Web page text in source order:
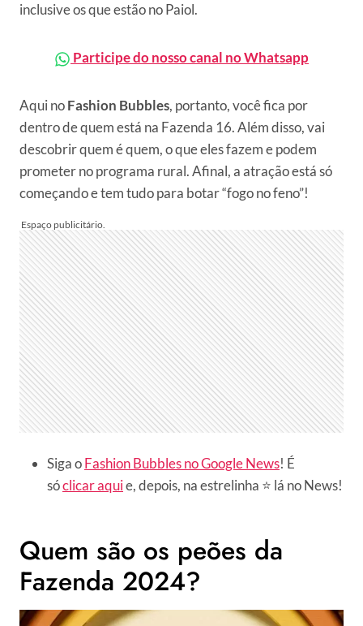
inclusive os que estão no Paiol.
Participe do nosso canal no Whatsapp
Aqui noFashion Bubbles, portanto, você fica por
dentro de quem está na Fazenda 16. Além disso, vai
descobrir quem é quem, o que eles fazem e podem
prometer no programa rural. Afinal, a atração está só
começando e tem tudo para botar “fogo no feno”!
Siga oFashion Bubbles no Google News! É
sóclicar aquie, depois, na estrelinha ⭐ lá no News!
Quem são os peões da
Fazenda 2024?